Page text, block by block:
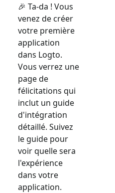
🎉 Ta-da ! Vous
venez de créer
votre première
application
dans Logto.
Vous verrez une
page de
félicitations qui
inclut un guide
d'intégration
détaillé. Suivez
le guide pour
voir quelle sera
l'expérience
dans votre
application.